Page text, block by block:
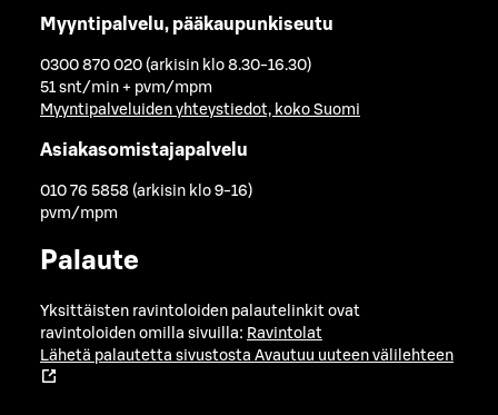
Myyntipalvelu, pääkaupunkiseutu
0300 870 020 (arkisin klo 8.30-16.30)
51 snt/min + pvm/mpm
Myyntipalveluiden yhteystiedot, koko Suomi
Asiakasomistajapalvelu
010 76 5858 (arkisin klo 9-16)
pvm/mpm
Palaute
Yksittäisten ravintoloiden palautelinkit ovat
ravintoloiden omilla sivuilla: Ravintolat
Lähetä palautetta sivustosta Avautuu uuteen välilehteen